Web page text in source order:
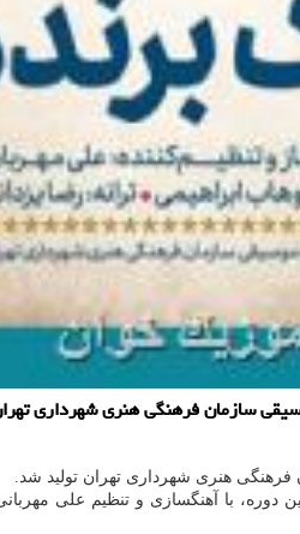
سازمان فرهنگی هنری شهرداری
هنری شهرداری تهران تولید شد.
با آهنگسازی و تنظیم علی